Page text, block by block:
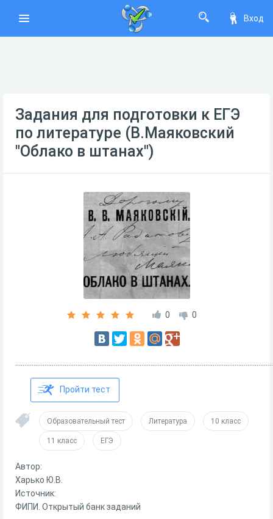
Вход
Задания для подготовки к ЕГЭ
по литературе (В.Маяковский
"Облако в штанах")
0 0
Пройти тест
Образовательный тест Литература 10 класс
11 класс ЕГЭ
Автор:
Харько Ю.В.
Источник:
ФИПИ. Открытый банк заданий